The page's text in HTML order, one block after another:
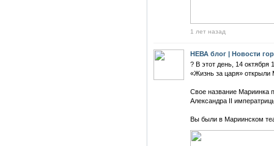
1 лет назад
НЕВА блог | Новости
? В этот день, 14 октября
«Жизнь за царя» открыли
Свое название Мариинка
Александра II
Вы были в Мариинском